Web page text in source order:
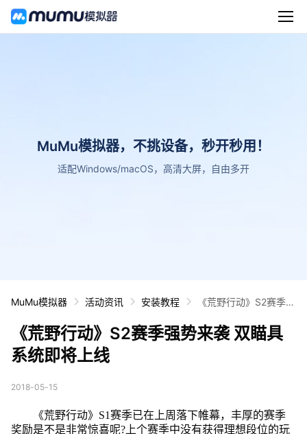
MuMu模拟器，不挑设备，秒开秒用！
适配Windows/macOS，高清大屏，自由多开
MuMu模拟器 活动资讯 安装教程
《荒野行动》S2赛季强
上线
《荒野行动》S2赛季强势来袭 双瞄具
系统即将上线
2018-05-15
《荒野行动》S1赛季已在上周落下帷幕，丰厚的赛季
奖励是不是非常惊喜呢?上个赛季中没有获得理想段位的玩